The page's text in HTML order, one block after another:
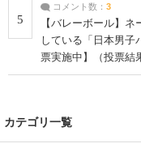
5
コメント数： 3
【バレーボール】
している「日本男子
票実施中】（投票結
カテゴリ一覧